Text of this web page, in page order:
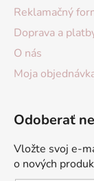
Reklamačný
Doprava a
O nás
Moja
Odoberať
Vložte svoj e-
o nových